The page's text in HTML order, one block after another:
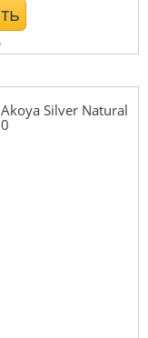
Silver Natural